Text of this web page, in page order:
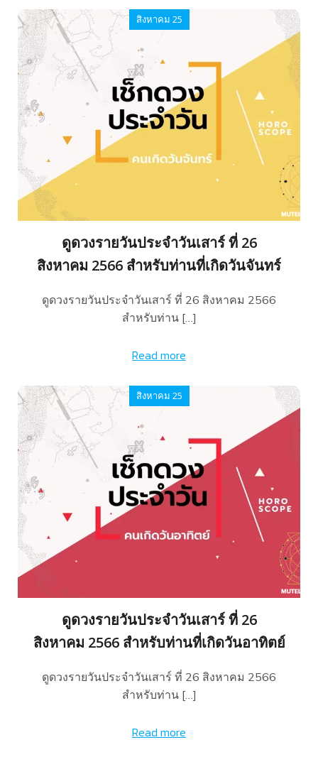
สิงหาคม 25
ดูดวงรายวันประจำวันเสาร์ ที่ 26
สิงหาคม 2566 สำหรับท่านที่เกิดวันจันทร์
ดูดวงรายวันประจำวันเสาร์ ที่ 26 สิงหาคม 2566
สำหรับท่าน […]
Read more
สิงหาคม 25
ดูดวงรายวันประจำวันเสาร์ ที่ 26
สิงหาคม 2566 สำหรับท่านที่เกิดวันอาทิตย์
ดูดวงรายวันประจำวันเสาร์ ที่ 26 สิงหาคม 2566
สำหรับท่าน […]
Read more